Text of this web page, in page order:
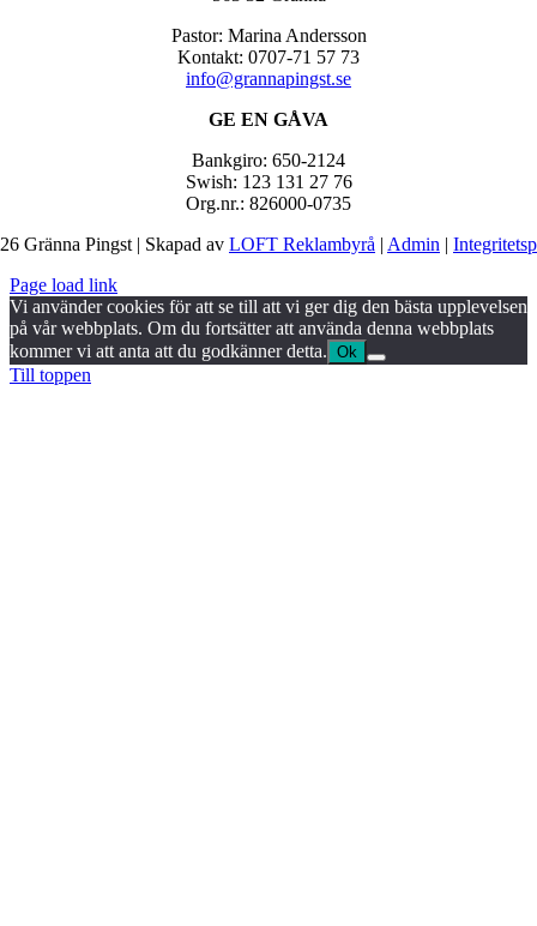
Pastor: Marina Andersson
Kontakt: 0707-71 57 73
info@grannapingst.se
GE EN GÅVA
Bankgiro: 650-2124
Swish: 123 131 27 76
Org.nr.: 826000-0735
Gränna Pingst | Skapad av LOFT Reklambyrå | Admin |
Page load link
Vi använder cookies för att se till att vi ger dig den bästa upplevelsen
på vår webbplats. Om du fortsätter att använda denna webbplats
kommer vi att anta att du godkänner detta. Ok
Till toppen